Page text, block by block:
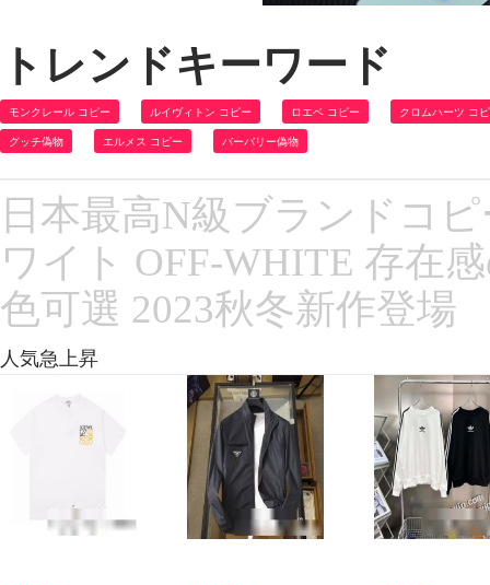
トレンドキーワード
モンクレール コピー ルイヴィトン コピー ロエベ コピー クロムハーツ コ
グッチ偽物 エルメス コピー バーバリー偽物
日本最高N級ブランドコ
ワイト OFF-WHITE 存在
色可選 2023秋冬新作登場
人気急上昇